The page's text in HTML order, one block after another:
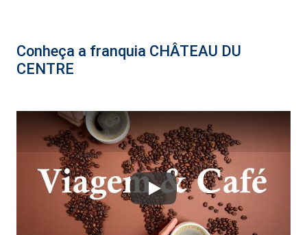
Conheça a franquia CHÂTEAU DU
CENTRE
Play